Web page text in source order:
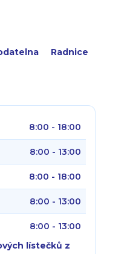
Radnice
8:00 - 18:00
8:00 - 13:00
8:00 - 18:00
8:00 - 13:00
8:00 - 13:00
lístečků z